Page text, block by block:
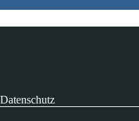
Datenschutz